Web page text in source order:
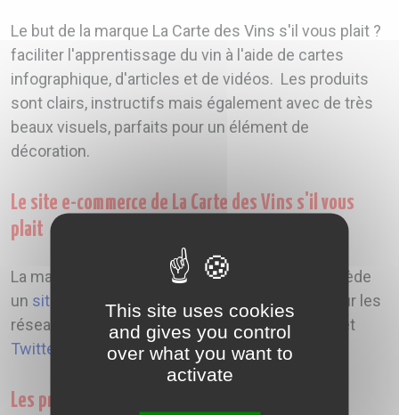
Le but de la marque La Carte des Vins s'il vous plait ?
faciliter l'apprentissage du vin à l'aide de cartes
infographique, d'articles et de vidéos. Les produits
sont clairs, instructifs mais également avec de très
beaux visuels, parfaits pour un élément de
décoration.
Le site e-commerce de La Carte des Vins s'il vous
plait
La marque La Carte des Vins s'il vous plait possède
un site internetmais est également présente sur les
réseaux sociaux tels que Instagram,Facebook
et
Twitter
Les produits La Carte des Vins s'il vous plait
This site uses cookies
and gives you control
over what you want to
activate